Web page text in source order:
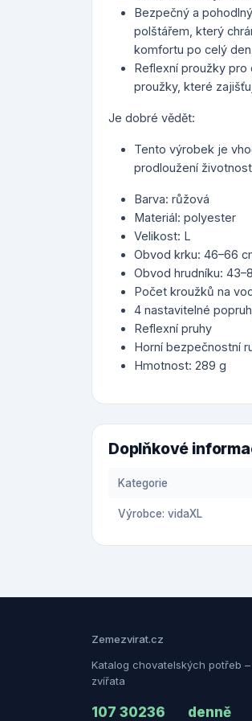
Bezpečný a
polštářem, který
komfortu po celý
Reflexní proužky
proužky, které
Je dobré vědět:
Tento výrobek je
prodloužení
Barva: růžová
Materiál: polyester
Velikost: L
Obvod krku: 46–66
Obvod hrudníku:
Počet kroužků na
4 nastavitelné
Reflexní pruhy
Horní bezpečnostní
Hmotnost: 289 g
Doplňkové
Kategorie
Výrobce: vidaXL
Zemezvirat.cz
Katalog chovatelských potřeb
zvířata
107 30236 denně